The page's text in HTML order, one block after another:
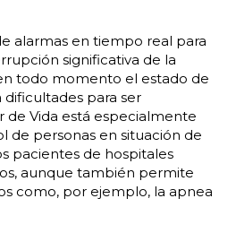
alarmas en tiempo real para
significativa de la
todo momento el estado de
para ser
de Vida está especialmente
de personas en situación de
pacientes de hospitales
aunque también permite
como, por ejemplo, la apnea